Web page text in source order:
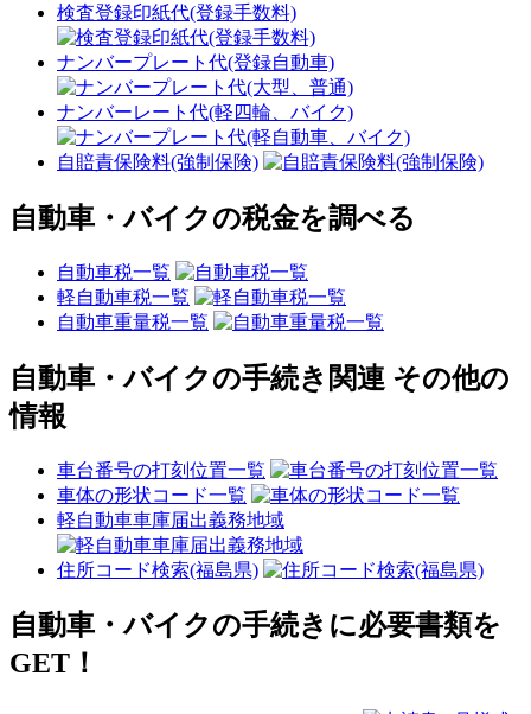
検査登録印紙代(登録手数料)
ナンバープレート代(登録自動車)
ナンバーレート代(軽四輪、バイク)
自賠責保険料(強制保険)
自動車・バイクの税金を調べる
自動車税一覧
軽自動車税一覧
自動車重量税一覧
自動車・バイクの手続き関連 その他の
情報
車台番号の打刻位置一覧
車体の形状コード一覧
軽自動車車庫届出義務地域
住所コード検索(福島県)
自動車・バイクの手続きに必要書類を
GET！